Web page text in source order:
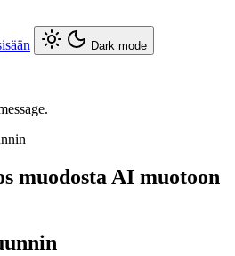
Dark mode
muodosta AI muotoon